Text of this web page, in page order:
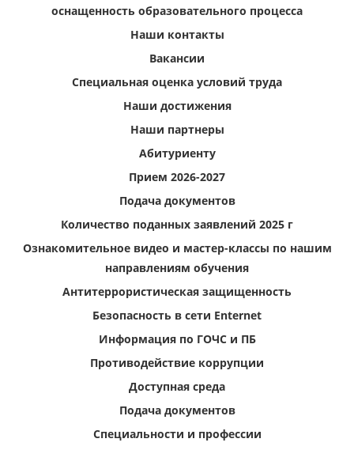
оснащенность образовательного процесса
Наши контакты
Вакансии
Специальная оценка условий труда
Наши достижения
Наши партнеры
Абитуриенту
Прием 2026-2027
Подача документов
Количество поданных заявлений 2025 г
Ознакомительное видео и мастер-классы по нашим
направлениям обучения
Антитеррористическая защищенность
Безопасность в сети Enternet
Информация по ГОЧС и ПБ
Противодействие коррупции
Доступная среда
Подача документов
Специальности и профессии